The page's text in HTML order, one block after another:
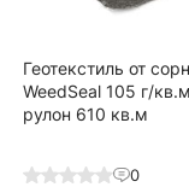
Геотекстиль от
WeedSeal 105 г/
рулон 610 кв.м
0